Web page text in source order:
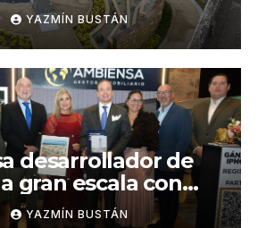
EP para fortalecer la
ciudadana
YAZMÍN BUSTÁN
desarrollador de
gran escala con
internacionales
YAZMÍN BUSTÁN